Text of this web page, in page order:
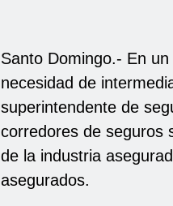
Santo Domingo.- En
necesidad de
superintendente de
corredores de seguros
de la industria
asegurados.